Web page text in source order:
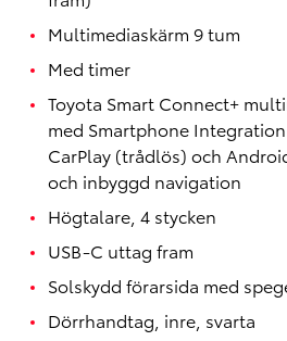
Multimediaskärm 9 tum
Med timer
Toyota Smart Connect+
med Smartphone
CarPlay (trådlös) och
och inbyggd navigation
Högtalare, 4 stycken
USB-C uttag fram
Solskydd förarsida med
Dörrhandtag, inre, svarta